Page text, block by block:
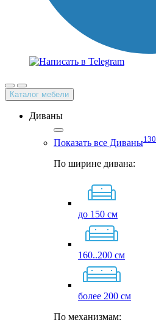
Каталог мебели
Диваны
Показать все Диваны130
По ширине дивана:
до 150 см
160..200 см
более 200 см
По механизмам: